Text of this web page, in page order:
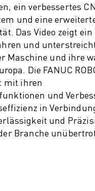
UND -
ein verbessertes
und eine
Das Video zeigt
und
Maschine und ihre
Die FANUC
mit ihren
und
in
und
Branche